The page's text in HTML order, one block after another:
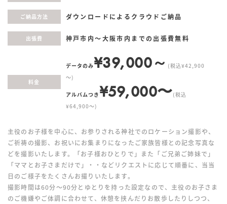
ご納品方法 ダウンロードによるクラウドご納品
出張費 神戸市内〜大阪市内までの出張費無料
料金
データのみ¥39,000～ (税込¥42,900
～)
アルバムつき¥59,000〜(税込
¥64,900〜)
主役のお子様を中心に、お参りされる神社でのロケーション撮影や、
ご祈祷の撮影、お祝いにお集まりになったご家族皆様との記念写真な
どを撮影いたします。「お子様おひとりで」また「ご兄弟ご姉妹で」
「ママとお子さまだけで」・・などリクエストに応じて順番に、当当
日のご様子をたくさんお撮りいたします。
撮影時間は60分〜90分とゆとりを持った設定なので、主役のお子さま
のご機嫌やご体調に合わせて、休憩を挟んだりお散歩したりしつつ、